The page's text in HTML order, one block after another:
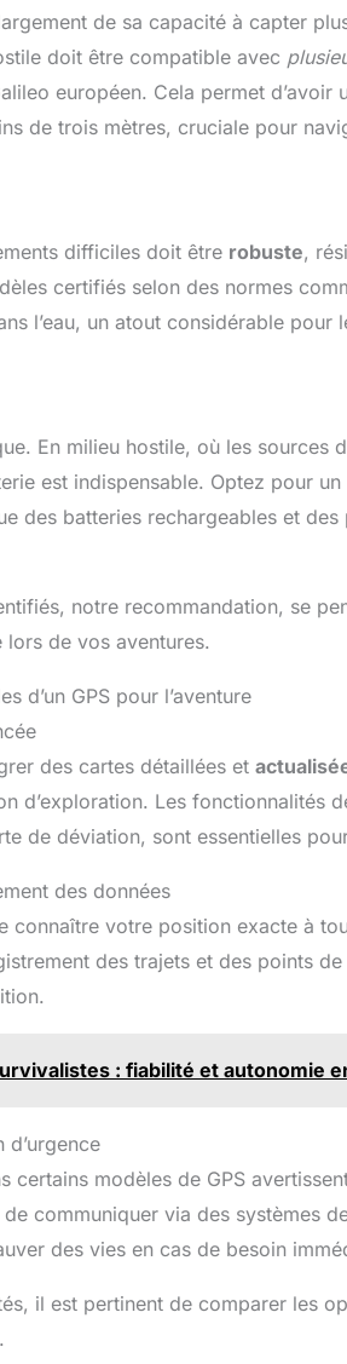
de sa capacité à capter
doit être compatible avec
européen. Cela permet
de trois mètres, cruciale pour
difficiles doit être robuste,
certifiés selon des normes
l’eau, un atout considérable pour
En milieu hostile, où les sources
est indispensable. Optez pour
des batteries rechargeables et
notre recommandation, se
de vos aventures.
d’un GPS pour l’aventure
des cartes détaillées et
d’exploration. Les fonctionnalités
de déviation, sont essentielles
des données
connaître votre position exacte à
des trajets et des points
: fiabilité et autonomie
certains modèles de GPS
communiquer via des systèmes
des vies en cas de besoin
il est pertinent de comparer les